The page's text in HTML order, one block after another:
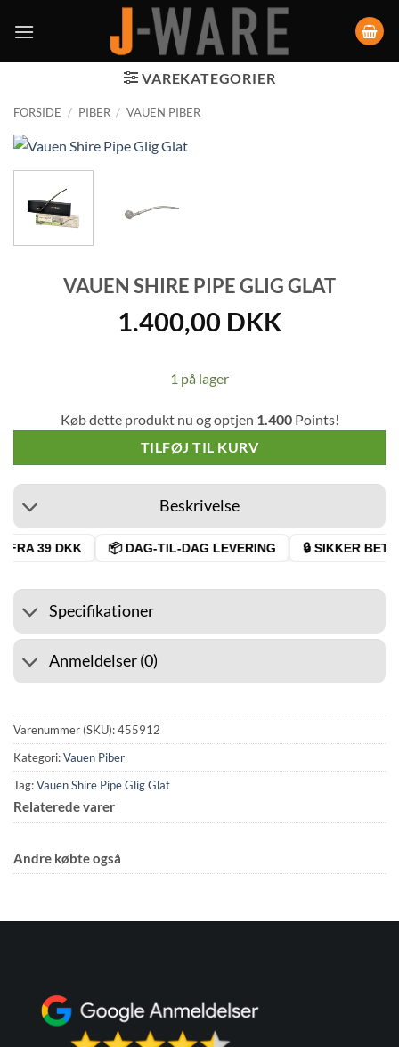
VAREKATEGORIER
FORSIDE / PIBER / VAUEN PIBER
VAUEN SHIRE PIPE GLIG GLAT
1.400,00 DKK
1 på lager
Køb dette produkt nu og optjen 1.400Points!
TILFØJ TIL KURV
Beskrivelse
39 DKK 📦 DAG-TIL-DAG LEVERING 🔒 SIKKER
Specifikationer
Anmeldelser (0)
Varenummer (SKU):455912
Kategori:Vauen Piber
Tag:Vauen Shire Pipe Glig Glat
Relaterede varer
Andre købte også